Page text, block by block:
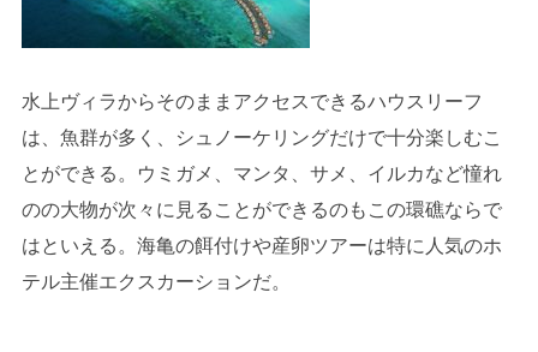
水上ヴィラからそのままアクセスできるハウスリーフ
は、魚群が多く、シュノーケリングだけで十分楽しむこ
とができる。ウミガメ、マンタ、サメ、イルカなど憧れ
のの大物が次々に見ることができるのもこの環礁ならで
はといえる。海亀の餌付けや産卵ツアーは特に人気のホ
テル主催エクスカーションだ。